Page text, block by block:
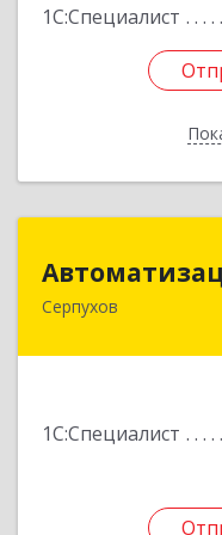
1С:Специалист
Серпухов
1С:Специалист